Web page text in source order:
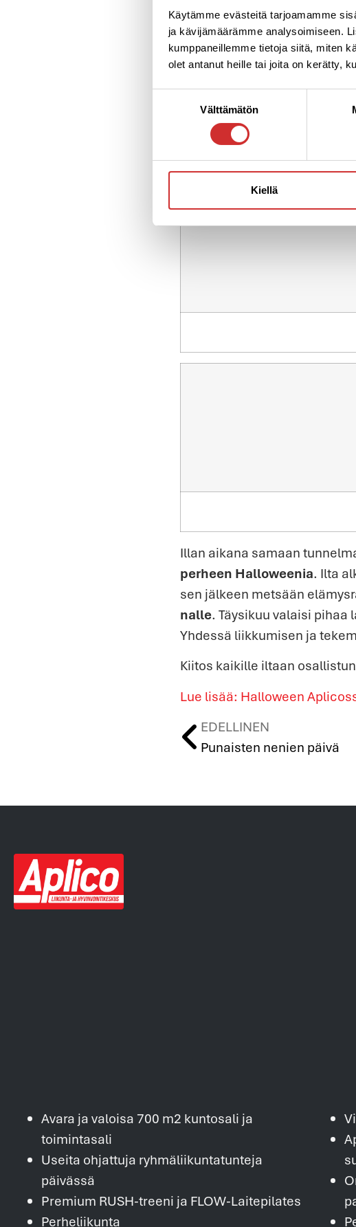
Käytämme evästeitä tarjoamamme
ja kävijämäärämme analysoimiseen.
kumppaneillemme tietoja siitä, miten
olet antanut heille tai joita on kerätty,
Välttämätön
Kiellä
Illan aikana samaan
perheen Halloweenia. Ilta
sen jälkeen metsään
nalle. Täysikuu valaisi
Yhdessä liikkumisen ja
Kiitos kaikille iltaan
Lue lisää: Halloween
EDELLINEN
Punaisten nenien päivä
Avara ja valoisa 700 m2 kuntosali ja
toimintasali
Useita ohjattuja ryhmäliikuntatunteja
päivässä
Premium RUSH-treeni ja FLOW-Laitepilates
Perheliikunta